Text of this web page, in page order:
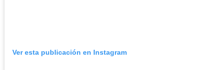
Ver esta publicación en Instagram